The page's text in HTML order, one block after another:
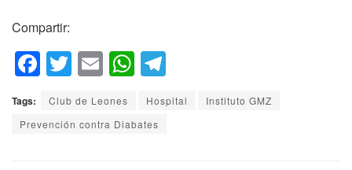
Compartir:
F
a
c
e
T
wi
tt
er
E
m
ail
W
h
at
s
el
e
Tags: Club de Leones Hospital
Instituto GMZ
Prevención contra Diabates